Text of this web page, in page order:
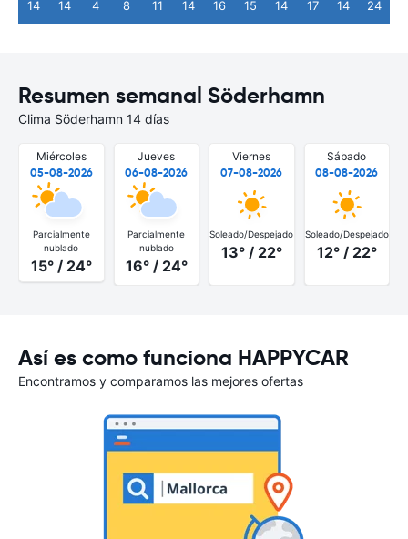
14 14 4 8 11 14 16 15 14 17 14 24
Resumen semanal Söderhamn
Clima Söderhamn 14 días
Miércoles
05-08-2026
Parcialmente
nublado
15° / 24°
Jueves
06-08-2026
Parcialmente
nublado
16° / 24°
Viernes
07-08-2026
Soleado/Despejado
13° / 22°
Sábado
08-08-2026
Soleado/Despejado
12° / 22°
Así es como funciona HAPPYCAR
Encontramos y comparamos las mejores ofertas